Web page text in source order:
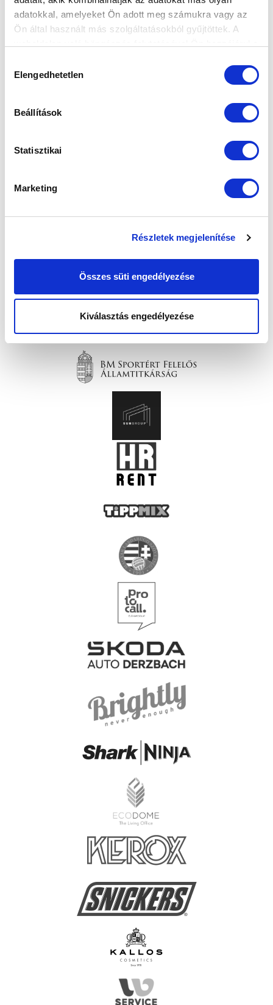
adatokkal, amelyeket Ön adott meg számukra vagy az
Ön által használt más szolgáltatásokból gyűjtöttek. A
kiválasztása
Elengedhetetlen
Beállítások
Statisztikai
Marketing
Részletek megjelenítése
Összes süti engedélyezése
Kiválasztás engedélyezése
FELIRATKOZOM